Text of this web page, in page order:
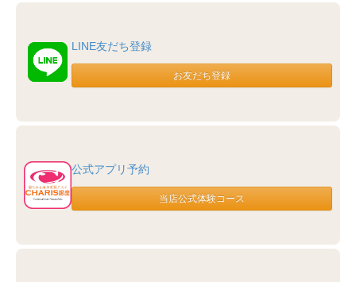
LINE友だち登録
公式アプリ予約